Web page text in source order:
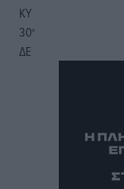
ΚΥ
30°
ΔΕ